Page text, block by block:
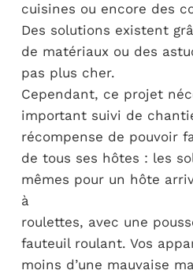
cuisines ou encore des
Des solutions existent
de matériaux ou des
pas plus cher.
Cependant, ce projet
important suivi de
récompense de pouvoir
de tous ses hôtes : les
mêmes pour un hôte
à
roulettes, avec une
fauteuil roulant. Vos
moins d’une mauvaise